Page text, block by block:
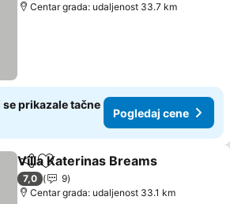
Centar grada: udaljenost 33.7 km
prikazale tačne
Pogledaj cene
Deli Dodati u favorite
Villa Katerinas Breams
7,0
9
Centar grada: udaljenost 33.1 km